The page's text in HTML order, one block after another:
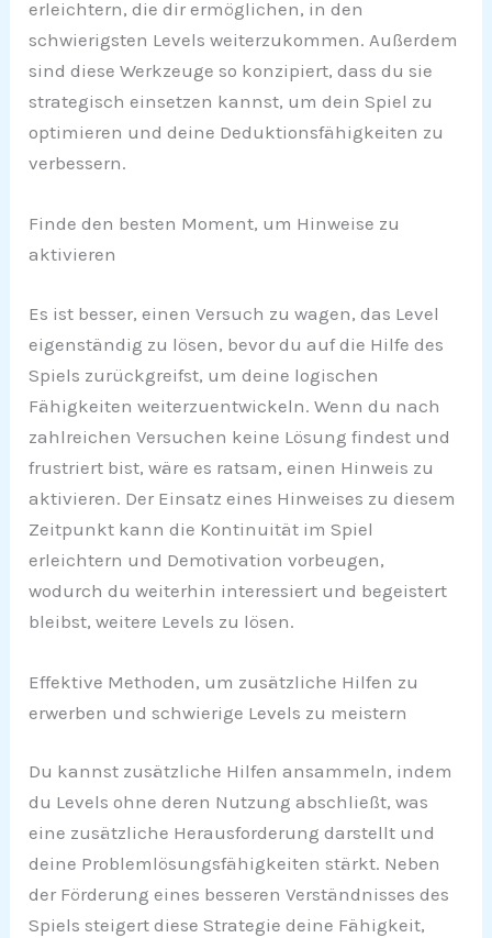
erleichtern, die dir ermöglichen, in den
schwierigsten Levels weiterzukommen. Außerdem
sind diese Werkzeuge so konzipiert, dass du sie
strategisch einsetzen kannst, um dein Spiel zu
optimieren und deine Deduktionsfähigkeiten zu
verbessern.
Finde den besten Moment, um Hinweise zu
aktivieren
Es ist besser, einen Versuch zu wagen, das Level
eigenständig zu lösen, bevor du auf die Hilfe des
Spiels zurückgreifst, um deine logischen
Fähigkeiten weiterzuentwickeln. Wenn du nach
zahlreichen Versuchen keine Lösung findest und
frustriert bist, wäre es ratsam, einen Hinweis zu
aktivieren. Der Einsatz eines Hinweises zu diesem
Zeitpunkt kann die Kontinuität im Spiel
erleichtern und Demotivation vorbeugen,
wodurch du weiterhin interessiert und begeistert
bleibst, weitere Levels zu lösen.
Effektive Methoden, um zusätzliche Hilfen zu
erwerben und schwierige Levels zu meistern
Du kannst zusätzliche Hilfen ansammeln, indem
du Levels ohne deren Nutzung abschließt, was
eine zusätzliche Herausforderung darstellt und
deine Problemlösungsfähigkeiten stärkt. Neben
der Förderung eines besseren Verständnisses des
Spiels steigert diese Strategie deine Fähigkeit,